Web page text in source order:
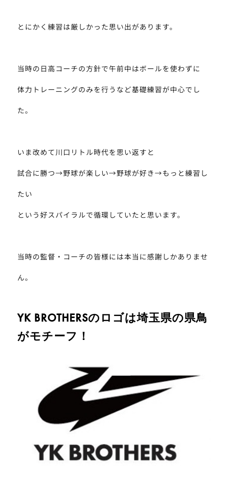
とにかく練習は厳しかった思い出があります。
当時の日高コーチの方針で午前中はボールを使わずに
体力トレーニングのみを行うなど基礎練習が中心でし
た。
いま改めて川口リトル時代を思い返すと
試合に勝つ→野球が楽しい→野球が好き→もっと練習し
たい
という好スパイラルで循環していたと思います。
当時の監督・コーチの皆様には本当に感謝しかありませ
ん。
YK BROTHERSのロゴは埼玉県の県鳥
がモチーフ！